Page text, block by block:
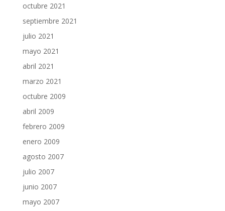
octubre 2021
septiembre 2021
julio 2021
mayo 2021
abril 2021
marzo 2021
octubre 2009
abril 2009
febrero 2009
enero 2009
agosto 2007
julio 2007
junio 2007
mayo 2007